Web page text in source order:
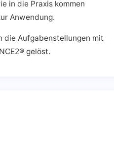
in die Praxis kommen
Anwendung.
die Aufgabenstellungen mit
gelöst.